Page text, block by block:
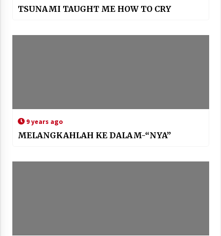
TSUNAMI TAUGHT ME HOW TO CRY
9 years ago
MELANGKAHLAH KE DALAM-“NYA”